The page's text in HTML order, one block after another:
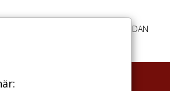
ANNONSERING HEMSIDAN